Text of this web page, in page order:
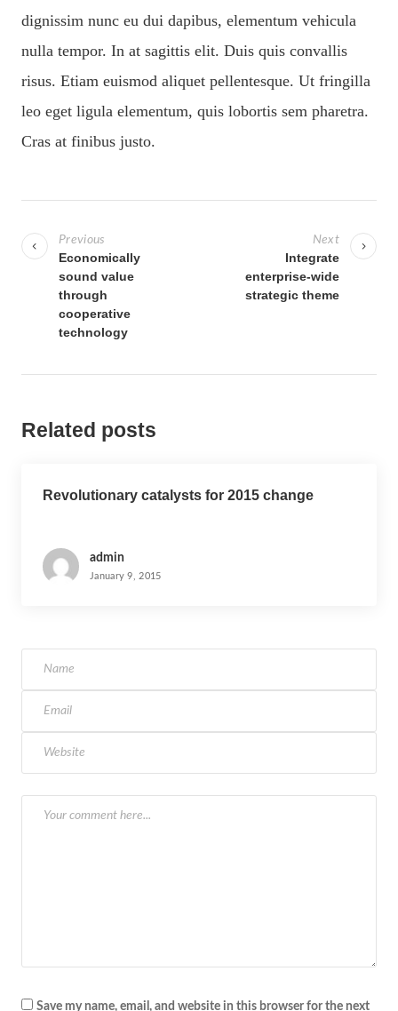
dignissim nunc eu dui dapibus, elementum vehicula
nulla tempor. In at sagittis elit. Duis quis convallis
risus. Etiam euismod aliquet pellentesque. Ut fringilla
leo eget ligula elementum, quis lobortis sem pharetra.
Cras at finibus justo.
o
s
a
Previous
Economically
sound value
through
cooperative
technology
Next
Integrate
enterprise-wide
strategic theme
Related posts
Revolutionary catalysts for 2015 change
admin
January 9, 2015
Save my name, email, and website in this browser for the next